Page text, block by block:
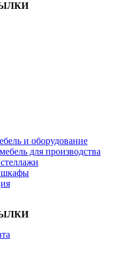
и оборудование
для производства
шкафы